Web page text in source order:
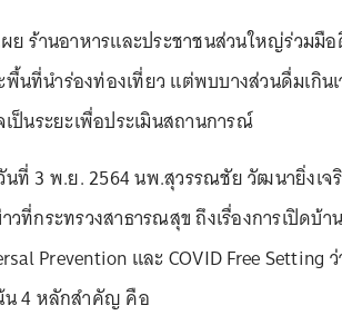
ย ร้านอาหารและประชาชนส่วนใหญ่ร่วมมื
นที่นำร่องท่องเที่ยว แต่พบบางส่วนดื่มเกินเ
ป็นระยะเพื่อประเมินสถานการณ์
วันที่ 3 พ.ย. 2564 นพ.สุวรรณชัย วัฒนายิ่งเ
ที่กระทรวงสาธารณสุข ถึงเรื่องการเปิดบ้า
Prevention และ COVID Free Setting
น 4 หลักสำคัญ คือ